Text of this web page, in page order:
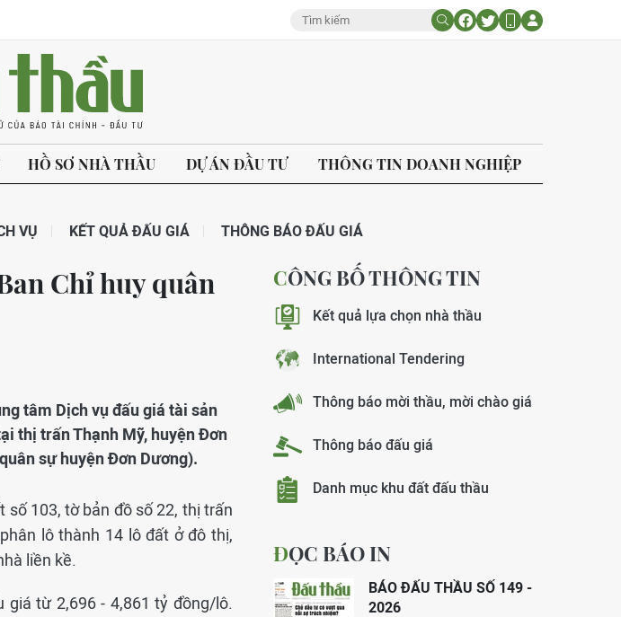
HỒ SƠ NHÀ THẦU DỰ ÁN ĐẦU TƯ THÔNG TIN DOANH NGHIỆP
VỤ KẾT QUẢ ĐẤU GIÁ THÔNG BÁO ĐẤU GIÁ
Chỉ huy quân
tâm Dịch vụ đấu giá tài sản
thị trấn Thạnh Mỹ, huyện Đơn
sự huyện Đơn Dương).
103, tờ bản đồ số 22, thị trấn
lô thành 14 lô đất ở đô thị,
liền kề.
từ 2,696 - 4,861 tỷ đồng/lô.
CÔNG BỐ THÔNG TIN
Kết quả lựa chọn nhà thầu
International Tendering
Thông báo mời thầu, mời chào giá
Thông báo đấu giá
Danh mục khu đất đấu thầu
ĐỌC BÁO IN
BÁO ĐẤU THẦU SỐ 149 -
2026